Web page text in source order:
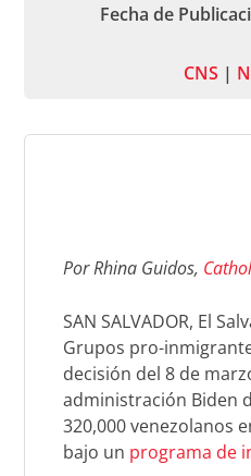
Fecha de
CNS |
Por Rhina Guidos,
SAN SALVADOR, El
Grupos pro-
decisión del 8 de
administración Biden
320,000 venezolanos
bajo un programa de